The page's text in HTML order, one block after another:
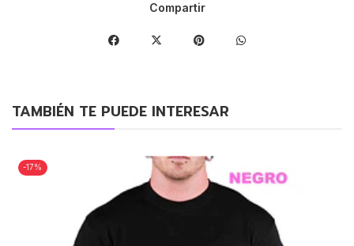
Compartir
TAMBIÉN TE PUEDE INTERESAR
-17%